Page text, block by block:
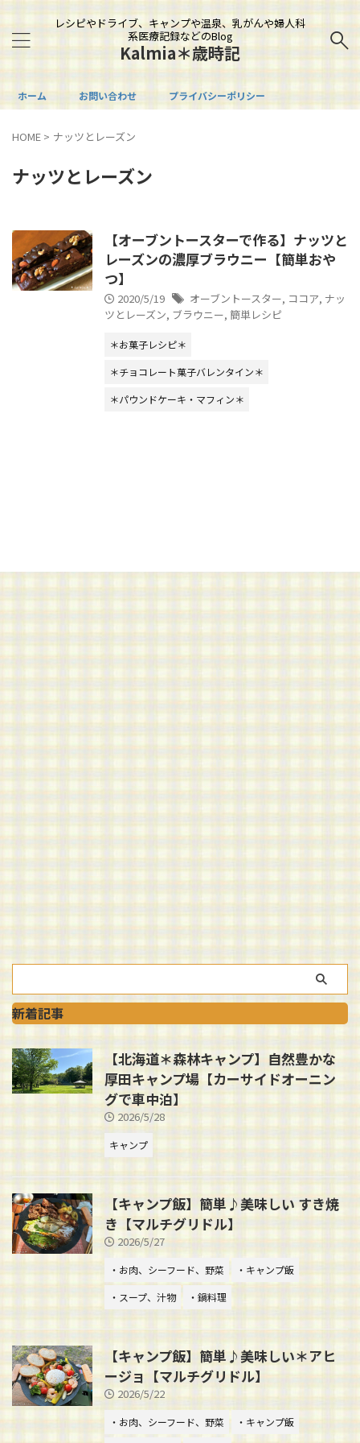
レシピやドライブ、キャンプや温泉、乳がんや婦人科
系医療記録などのBlog
Kalmia＊歳時記
ホーム お問い合わせ プライバシーポリシー
HOME > ナッツとレーズン
ナッツとレーズン
【オーブントースターで作る】ナッツと
レーズンの濃厚ブラウニー【簡単おや
つ】
2020/5/19 オーブントースター, ココア, ナッ
ツとレーズン, ブラウニー, 簡単レシピ
＊お菓子レシピ＊
＊チョコレート菓子バレンタイン＊
＊パウンドケーキ・マフィン＊
新着記事
【北海道＊森林キャンプ】自然豊かな
厚田キャンプ場【カーサイドオーニン
グで車中泊】
2026/5/28
キャンプ
【キャンプ飯】簡単♪美味しい すき焼
き【マルチグリドル】
2026/5/27
・お肉、シーフード、野菜
・キャンプ飯
・スープ、汁物
・鍋料理
【キャンプ飯】簡単♪美味しい＊アヒ
ージョ【マルチグリドル】
2026/5/22
・お肉、シーフード、野菜
・キャンプ飯